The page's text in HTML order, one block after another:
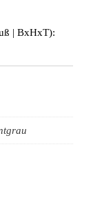
| BxHxT):